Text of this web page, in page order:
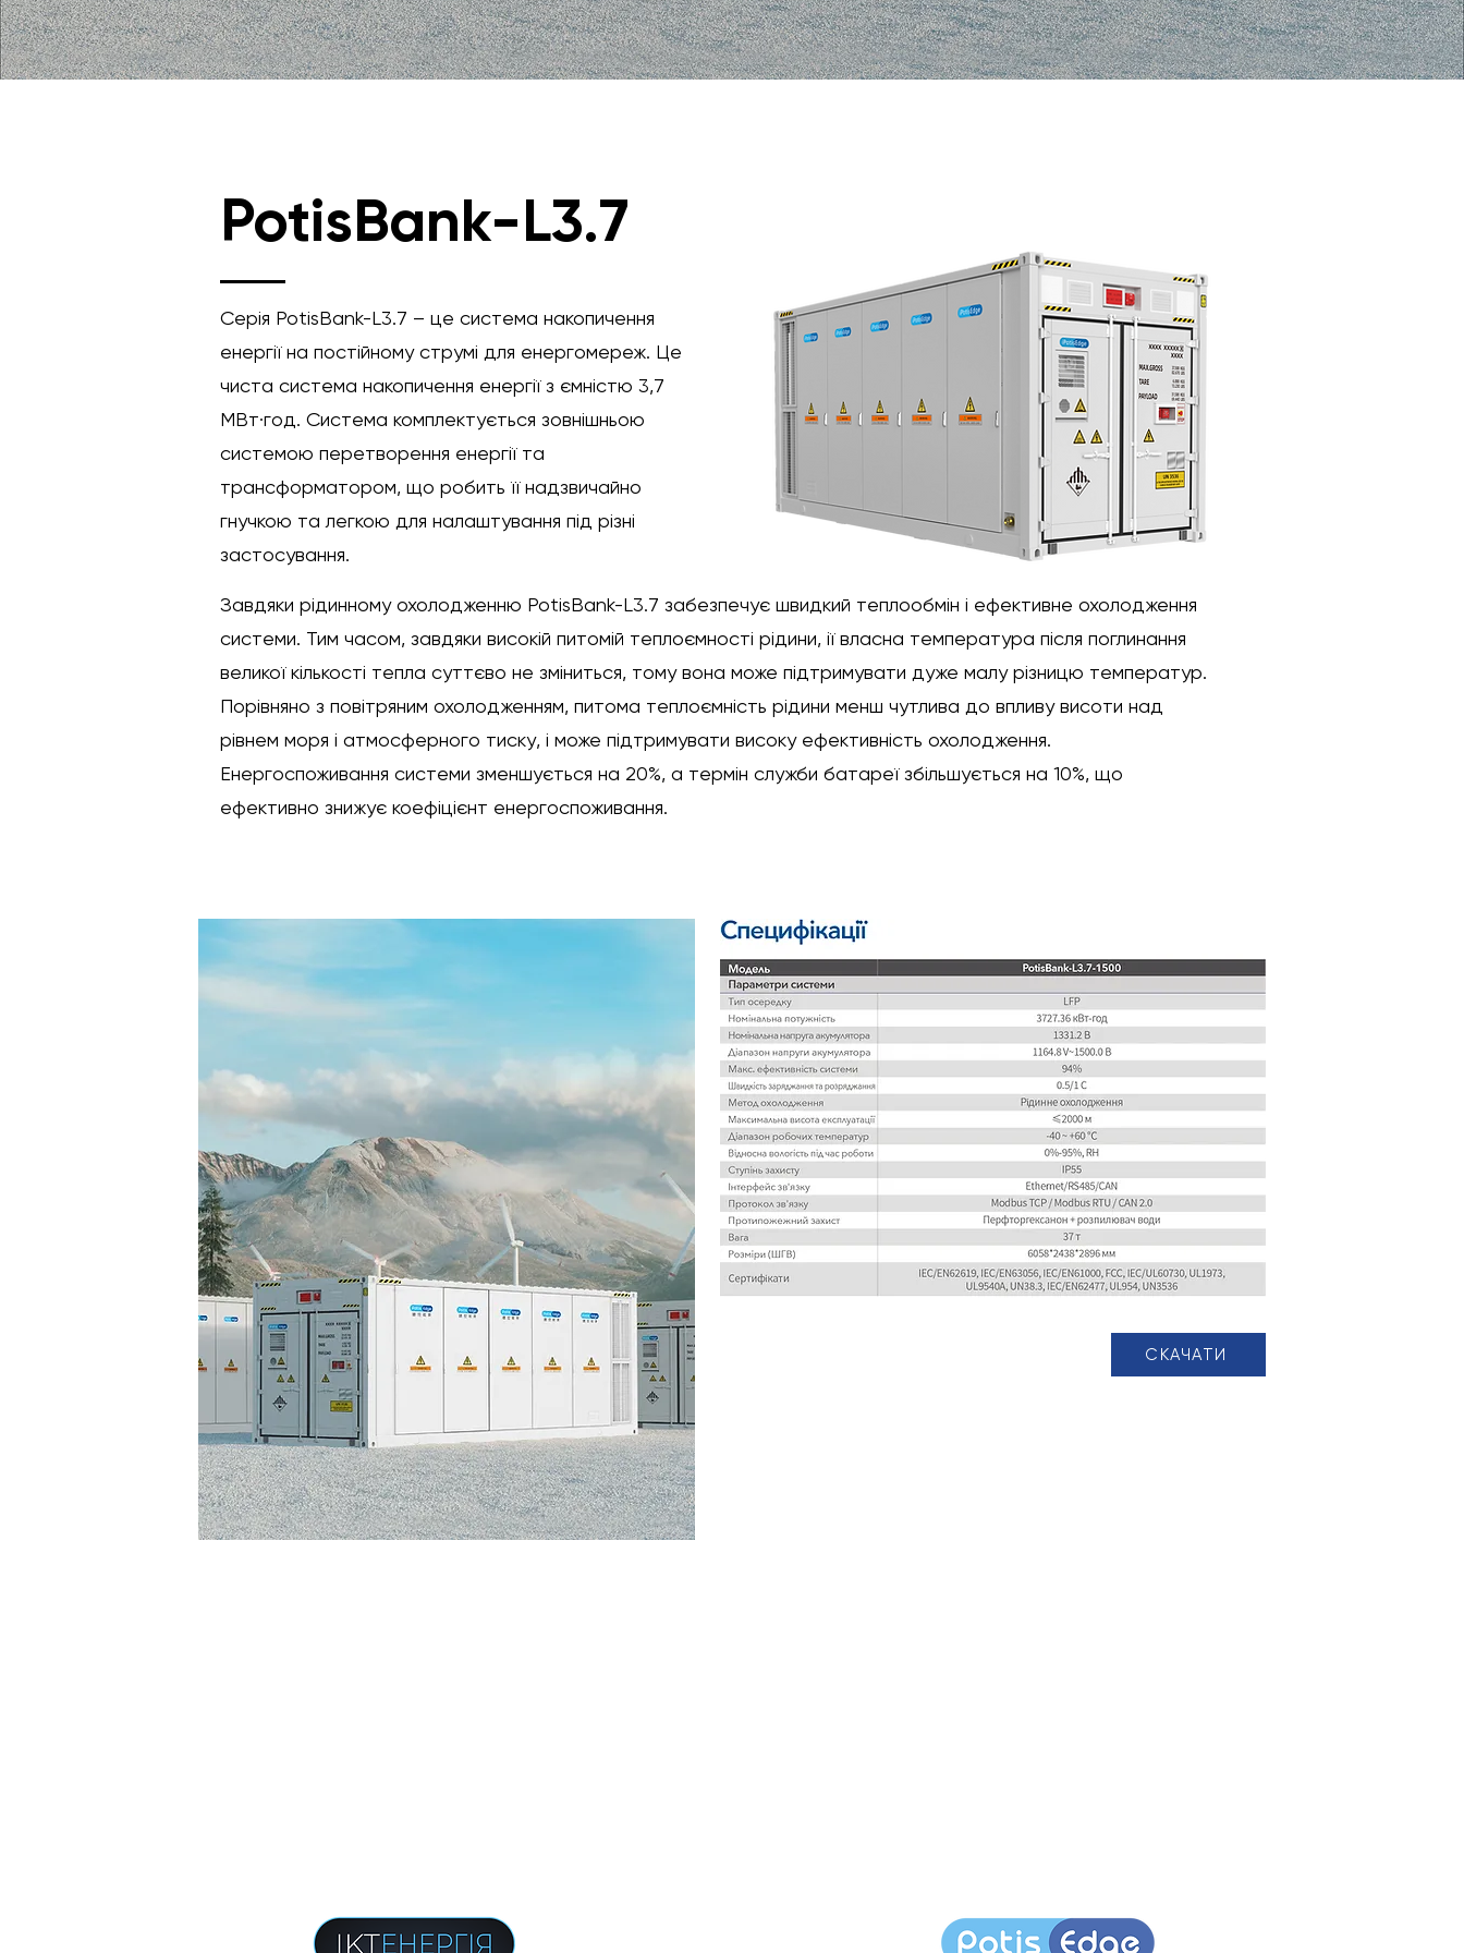
PotisBank-L3.7
Серія PotisBank-L3.7 – це система накопичення
енергії на постійному струмі для енергомереж. Це
чиста система накопичення енергії з ємністю 3,7
МВт·год. Система комплектується зовнішньою
системою перетворення енергії та
трансформатором, що робить її надзвичайно
гнучкою та легкою для налаштування під різні
застосування.
Завдяки рідинному охолодженню PotisBank-L3.7 забезпечує швидкий теплообмін і ефективне охолодження
системи. Тим часом, завдяки високій питомій теплоємності рідини, ії власна температура після поглинання
великої кількості тепла суттєво не зміниться, тому вона може підтримувати дуже малу різницю температур.
Порівняно з повітряним охолодженням, питома теплоємність рідини менш чутлива до впливу висоти над
рівнем моря і атмосферного тиску, і може підтримувати високу ефективність охолодження.
Енергоспоживання системи зменшується на 20%, а термін служби батареї збільшується на 10%, що
ефективно знижує коефіцієнт енергоспоживання.
СКАЧАТИ